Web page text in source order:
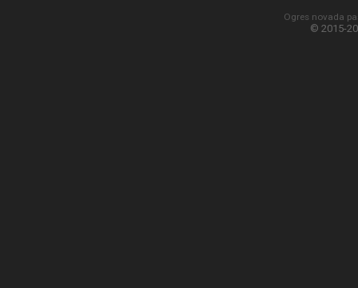
Ogres novada
© 2015-